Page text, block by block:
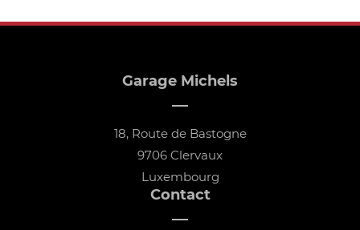
Garage Michels
18, Route de Bastogne
9706 Clervaux
Luxembourg
Contact